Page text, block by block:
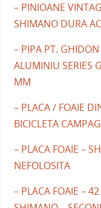
– PINIOANE
SHIMANO DURA
– PIPA PT.
ALUMINIU SERIES
MM
– PLACA / FOAIE
BICICLETA
– PLACA FOAIE –
NEFOLOSITA
– PLACA FOAIE –